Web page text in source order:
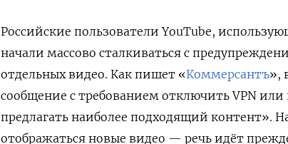
Российские пользователи YouTube,
начали массово сталкиваться с
отдельных видео. Как пишет «Коммерсантъ»,
сообщение с требованием отключить VPN
предлагать наиболее подходящий контент».
отображаться новые видео — речь идёт